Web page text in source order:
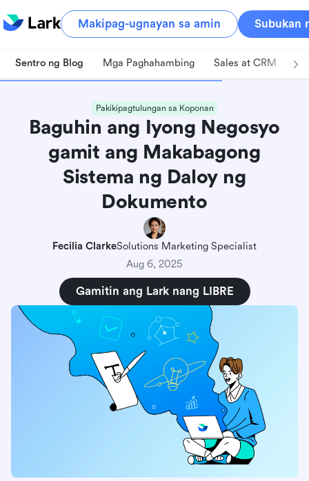
Makipag-ugnayan sa amin Subukan
Sentro ng Blog Mga Paghahambing Sales at CRM
Pakikipagtulungan sa Koponan
Baguhin ang Iyong Negosyo
gamit ang Makabagong
Sistema ng Daloy ng
Dokumento
Fecilia ClarkeSolutions Marketing Specialist
Aug 6, 2025
Gamitin ang Lark nang LIBRE
Ano ang isang sistema ng daloy ng dokumento
Bakit nabibigo ang tradisyunal na pamamahala